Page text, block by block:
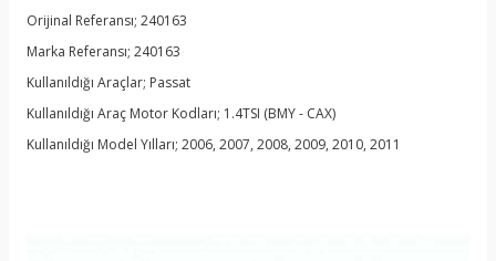
Orijinal Referansı; 240163
Marka Referansı; 240163
Kullanıldığı Araçlar; Passat
Kullanıldığı Araç Motor Kodları; 1.4TSI (BMY - CAX)
Kullanıldığı Model Yılları; 2006, 2007, 2008, 2009, 2010, 2011